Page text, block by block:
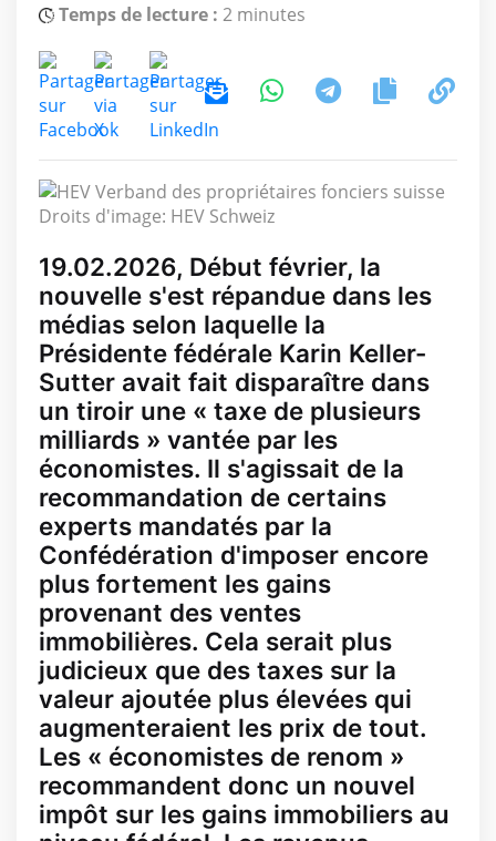
Temps de lecture : 2 minutes
Droits d'image: HEV Schweiz
19.02.2026, Début février, la
nouvelle s'est répandue dans les
médias selon laquelle la
Présidente fédérale Karin Keller-
Sutter avait fait disparaître dans
un tiroir une « taxe de plusieurs
milliards » vantée par les
économistes. Il s'agissait de la
recommandation de certains
experts mandatés par la
Confédération d'imposer encore
plus fortement les gains
provenant des ventes
immobilières. Cela serait plus
judicieux que des taxes sur la
valeur ajoutée plus élevées qui
augmenteraient les prix de tout.
Les « économistes de renom »
recommandent donc un nouvel
impôt sur les gains immobiliers au